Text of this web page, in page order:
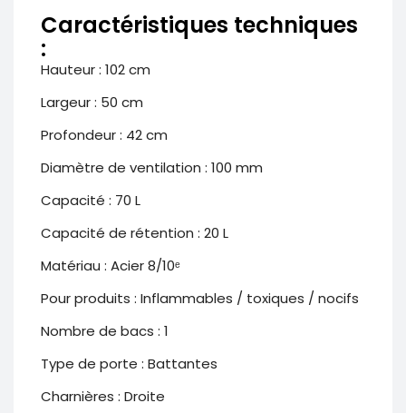
Caractéristiques techniques
:
Hauteur : 102 cm
Largeur : 50 cm
Profondeur : 42 cm
Diamètre de ventilation : 100 mm
Capacité : 70 L
Capacité de rétention : 20 L
Matériau : Acier 8/10ᵉ
Pour produits : Inflammables / toxiques / nocifs
Nombre de bacs : 1
Type de porte : Battantes
Charnières : Droite